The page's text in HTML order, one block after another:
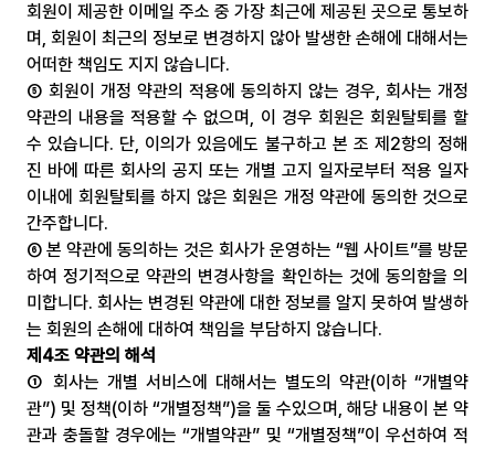
회원이 제공한 이메일 주소 중 가장 최근에 제공된 곳으로 통보하
며, 회원이 최근의 정보로 변경하지 않아 발생한 손해에 대해서는
어떠한 책임도 지지 않습니다.
⑤ 회원이 개정 약관의 적용에 동의하지 않는 경우, 회사는 개정
약관의 내용을 적용할 수 없으며, 이 경우 회원은 회원탈퇴를 할
수 있습니다. 단, 이의가 있음에도 불구하고 본 조 제2항의 정해
진 바에 따른 회사의 공지 또는 개별 고지 일자로부터 적용 일자
이내에 회원탈퇴를 하지 않은 회원은 개정 약관에 동의한 것으로
간주합니다.
⑥ 본 약관에 동의하는 것은 회사가 운영하는 “웹 사이트”를 방문
하여 정기적으로 약관의 변경사항을 확인하는 것에 동의함을 의
미합니다. 회사는 변경된 약관에 대한 정보를 알지 못하여 발생하
는 회원의 손해에 대하여 책임을 부담하지 않습니다.
제4조 약관의 해석
① 회사는 개별 서비스에 대해서는 별도의 약관(이하 “개별약
관”) 및 정책(이하 “개별정책”)을 둘 수있으며, 해당 내용이 본 약
관과 충돌할 경우에는 “개별약관” 및 “개별정책”이 우선하여 적